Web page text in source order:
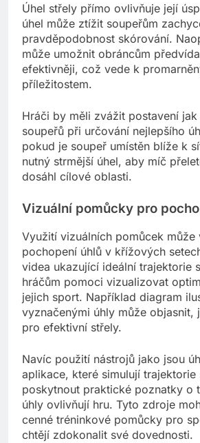
Úhel střely přímo ovlivňuje její
úhel může ztížit soupeřům
pravděpodobnost skórování.
může umožnit obráncům
efektivněji, což vede k
příležitostem.
Hráči by měli zvážit postavení
soupeřů při určování nejlepšího
pokud je soupeř umístěn blíže k
nutný strmější úhel, aby míč
dosáhl cílové oblasti.
Vizuální pomůcky pro
Využití vizuálních pomůcek může
pochopení úhlů v křížových
videa ukazující ideální trajektorie
hráčům pomoci vizualizovat
jejich sport. Například diagram
vyznačenými úhly může objasnit,
pro efektivní střely.
Navíc použití nástrojů jako jsou
aplikace, které simulují trajektorie
poskytnout praktické poznatky o
úhly ovlivňují hru. Tyto zdroje
cenné tréninkové pomůcky pro
chtějí zdokonalit své dovednosti.